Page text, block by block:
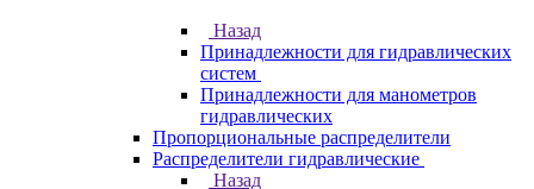
Назад
Принадлежности для гидравлических
систем
Принадлежности для манометров
гидравлических
Пропорциональные распределители
Распределители гидравлические
Назад